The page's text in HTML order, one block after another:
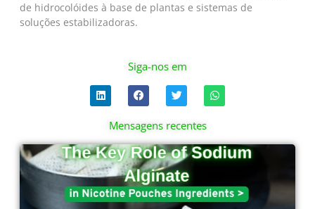
de hidrocolóides à base de plantas e sistemas de
soluções estabilizadoras.
Siga-nos em
L
i
n
d
i
n
F
a
c
e
b
o
o
k
T
w
i
t
t
e
r
W
h
a
a
p
p
Mensagens recentes
PáginaPáginaPáginaPágina